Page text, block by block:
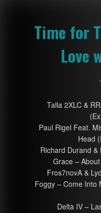
Time for
Love
Talla 2XLC &
Paul Rigel Feat.
Head
Richard Durand
Grace –
Fros7novA &
Foggy – Come Into
Delta IV –